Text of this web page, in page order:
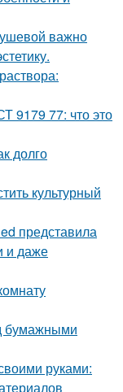
важно
9179 77: что это
долго
культурный
представила
и даже
бумажными
руками: